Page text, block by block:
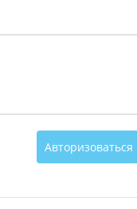
Авторизоваться